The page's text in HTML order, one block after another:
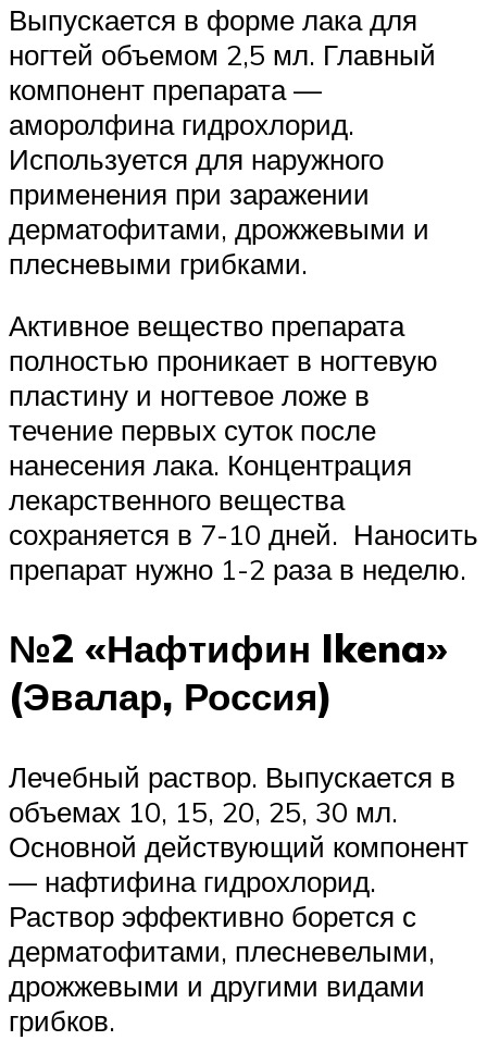
Выпускается в форме лака для
ногтей объемом 2,5 мл. Главный
компонент препарата —
аморолфина гидрохлорид.
Используется для наружного
применения при заражении
дерматофитами, дрожжевыми и
плесневыми грибками.
Активное вещество препарата
полностью проникает в ногтевую
пластину и ногтевое ложе в
течение первых суток после
нанесения лака. Концентрация
лекарственного вещества
сохраняется в 7-10 дней. Наносить
препарат нужно 1-2 раза в неделю.
№2 «Нафтифин Ikena»
(Эвалар, Россия)
Лечебный раствор. Выпускается в
объемах 10, 15, 20, 25, 30 мл.
Основной действующий компонент
— нафтифина гидрохлорид.
Раствор эффективно борется с
дерматофитами, плесневелыми,
дрожжевыми и другими видами
грибков.